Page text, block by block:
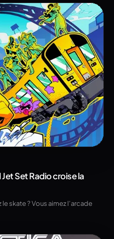
Set Radio croise la
skate ? Vous aimez l’arcade